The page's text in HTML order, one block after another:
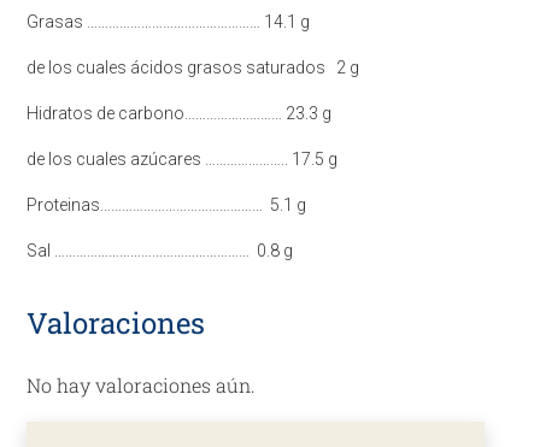
Grasas ………………………………………… 14.1 g
de los cuales ácidos grasos saturados 2 g
Hidratos de carbono……………………… 23.3 g
de los cuales azúcares ………………….. 17.5 g
Proteinas……………………………………… 5.1 g
Sal ……………………………………………… 0.8 g
Valoraciones
No hay valoraciones aún.